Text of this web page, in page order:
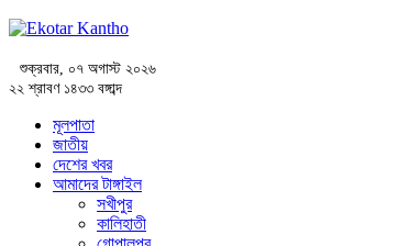
শুক্রবার, ০৭ অগাস্ট ২০২৬
২২ শ্রাবণ ১৪৩৩ বঙ্গাব্দ
মূলপাতা
জাতীয়
দেশের খবর
আমাদের টাঙ্গাইল
সখীপুর
কালিহাতী